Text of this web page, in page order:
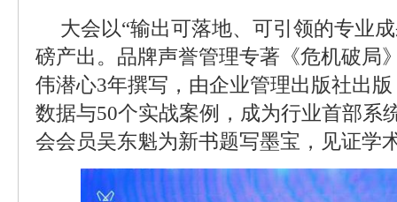
大会以“输出可落地、可引领的专业
磅产出。品牌声誉管理专著《危机破局
伟潜心3年撰写，由企业管理出版社出
数据与50个实战案例，成为行业首部系
会会员吴东魁为新书题写墨宝，见证学